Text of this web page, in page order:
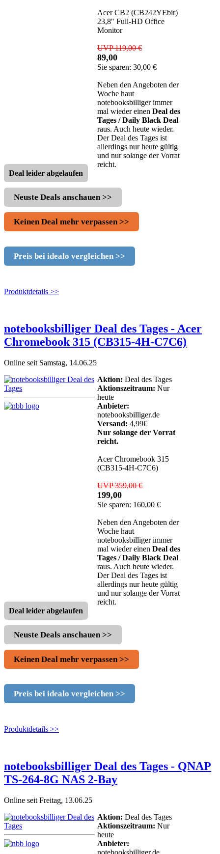
Acer CB2 (CB242YEbir)
23,8" Full-HD Office
Monitor
UVP 119,00 €
89,00
Sie sparen: 30,00 €
Neben den Angeboten der
Woche haut
notebooksbilliger immer
mal wieder einen Deal des
Tages / Daily Black Deal
raus. Auch heute wieder.
Der Deal des Tages ist
allerdings nur heute gültig
und nur solange der Vorrat
reicht.
Deal leider abgelaufen
Neuste Deals anschauen >>
Keinen Deal mehr verpassen >>
Preis bei idealo vergleichen >>
Produktdetails >>
notebooksbilliger Deal des Tages - Acer
Chromebook 315 (CB315-4H-C7C6)
Online seit Samstag, 14.06.25
Aktion: Deal des Tages
Aktionszeitraum: Nur
heute
Anbieter:
notebooksbilliger.de
Versand: 4,99€
Nur solange der Vorrat
reicht.
Acer Chromebook 315
(CB315-4H-C7C6)
UVP 359,00 €
199,00
Sie sparen: 160,00 €
Neben den Angeboten der
Woche haut
notebooksbilliger immer
mal wieder einen Deal des
Tages / Daily Black Deal
raus. Auch heute wieder.
Der Deal des Tages ist
allerdings nur heute gültig
und nur solange der Vorrat
reicht.
Deal leider abgelaufen
Neuste Deals anschauen >>
Keinen Deal mehr verpassen >>
Preis bei idealo vergleichen >>
Produktdetails >>
notebooksbilliger Deal des Tages - QNAP
TS-264-8G NAS 2-Bay
Online seit Freitag, 13.06.25
Aktion: Deal des Tages
Aktionszeitraum: Nur
heute
Anbieter:
notebooksbilliger.de